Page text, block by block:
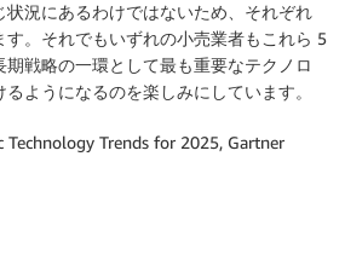
況にあるわけではないため、それぞれ
。それでもいずれの小売業者もこれら 5
戦略の一環として最も重要なテクノロ
ようになるのを楽しみにしています。
Trends for 2025, Gartner